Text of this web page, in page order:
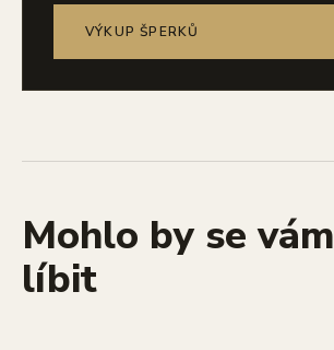
VÝKUP ŠPERKŮ
Mohlo by se vám
líbit